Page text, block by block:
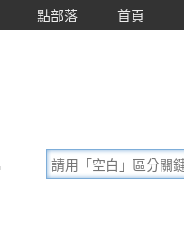
點部落 首頁